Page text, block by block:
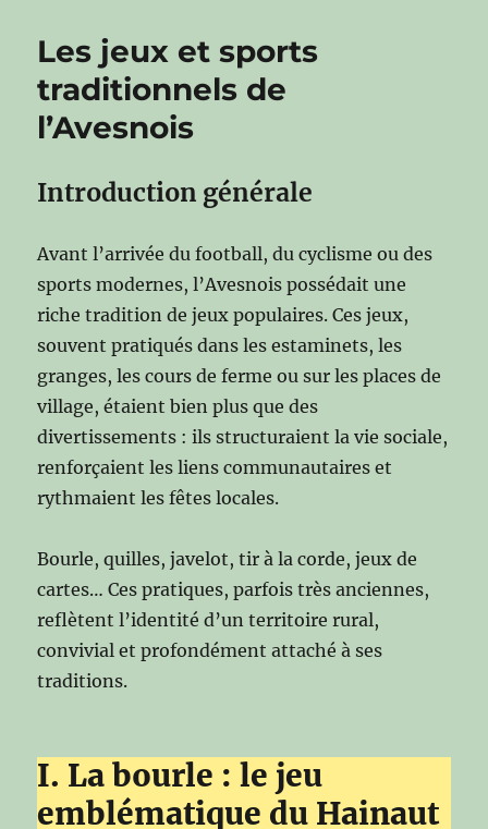
Les jeux et sports
traditionnels de
l’Avesnois
Introduction générale
Avant l’arrivée du football, du cyclisme ou des
sports modernes, l’Avesnois possédait une
riche tradition de jeux populaires. Ces jeux,
souvent pratiqués dans les estaminets, les
granges, les cours de ferme ou sur les places de
village, étaient bien plus que des
divertissements : ils structuraient la vie sociale,
renforçaient les liens communautaires et
rythmaient les fêtes locales.
Bourle, quilles, javelot, tir à la corde, jeux de
cartes… Ces pratiques, parfois très anciennes,
reflètent l’identité d’un territoire rural,
convivial et profondément attaché à ses
traditions.
I. La bourle : le jeu
emblématique du Hainaut